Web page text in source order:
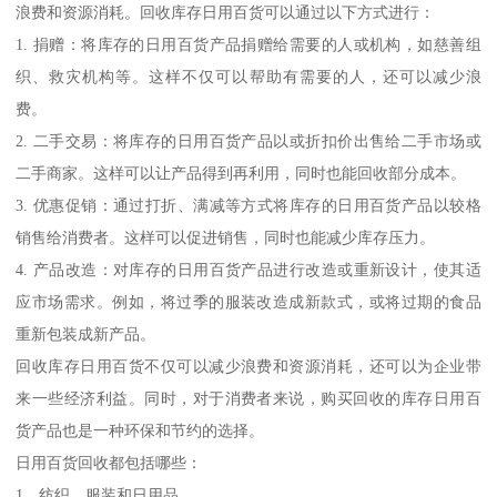
浪费和资源消耗。回收库存日用百货可以通过以下方式进行：
1. 捐赠：将库存的日用百货产品捐赠给需要的人或机构，如慈善组
织、救灾机构等。这样不仅可以帮助有需要的人，还可以减少浪
费。
2. 二手交易：将库存的日用百货产品以或折扣价出售给二手市场或
二手商家。这样可以让产品得到再利用，同时也能回收部分成本。
3. 优惠促销：通过打折、满减等方式将库存的日用百货产品以较格
销售给消费者。这样可以促进销售，同时也能减少库存压力。
4. 产品改造：对库存的日用百货产品进行改造或重新设计，使其适
应市场需求。例如，将过季的服装改造成新款式，或将过期的食品
重新包装成新产品。
回收库存日用百货不仅可以减少浪费和资源消耗，还可以为企业带
来一些经济利益。同时，对于消费者来说，购买回收的库存日用百
货产品也是一种环保和节约的选择。
日用百货回收都包括哪些：